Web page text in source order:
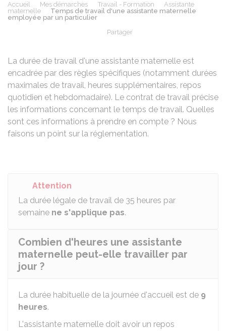
Accueil Mes démarches Travail - Formation
Assistante
maternelle
Temps de travail d'une assistante maternelle
employée par un particulier
Partager
La durée de travail d'une assistante maternelle est
encadrée par des règles spécifiques (notamment durées
maximales de travail, heures supplémentaires, repos
quotidien et hebdomadaire). Le contrat de travail précise
les informations concernant le temps de travail. Quelles
sont ces informations à prendre en compte ? Nous
faisons un point sur la réglementation.
Attention
La durée légale de travail de 35 heures par
semaine ne s'applique pas.
Combien d'heures une assistante
maternelle peut-elle travailler par
jour ?
La durée habituelle de la journée d'accueil est de 9
heures.
L'assistante maternelle doit avoir un repos